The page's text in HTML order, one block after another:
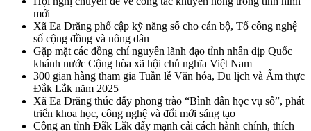
mới
Xã Ea Drăng phổ cập kỹ năng số cho cán bộ, Tổ công nghệ
số cộng đồng và nông dân
Gặp mặt các đồng chí nguyên lãnh đạo tỉnh nhân dịp Quốc
khánh nước Cộng hòa xã hội chủ nghĩa Việt Nam
300 gian hàng tham gia Tuần lễ Văn hóa, Du lịch và Ẩm thực
Đắk Lắk năm 2025
Xã Ea Drăng thúc đẩy phong trào “Bình dân học vụ số”, phát
triển khoa học, công nghệ và đổi mới sáng tạo
Công an tỉnh Đắk Lắk đẩy mạnh cải cách hành chính, thích